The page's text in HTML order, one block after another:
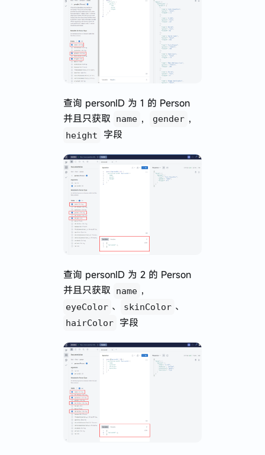
查询 personID 为 1 的 Person
并且只获取
name ， gender ，
height 字段
查询 personID 为 2 的 Person
并且只获取
name ，
eyeColor 、 skinColor 、
hairColor 字段